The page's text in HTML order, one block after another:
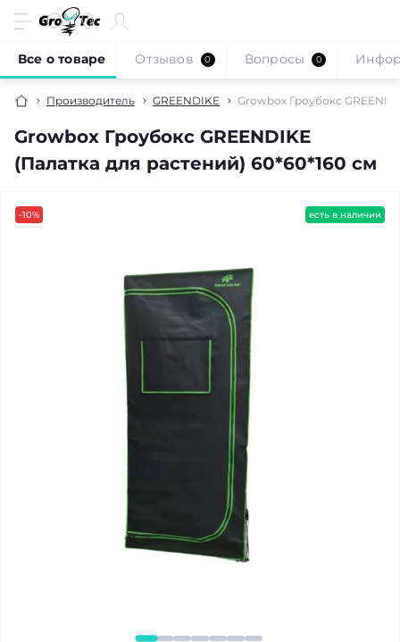
Производитель GREENDIKE Growbox Гроубокс
Growbox Гроубокс GREENDIKE
(Палатка для растений) 60*60*160 см
Все о товаре Отзывов 0 Вопросы 0
-10% есть в наличии